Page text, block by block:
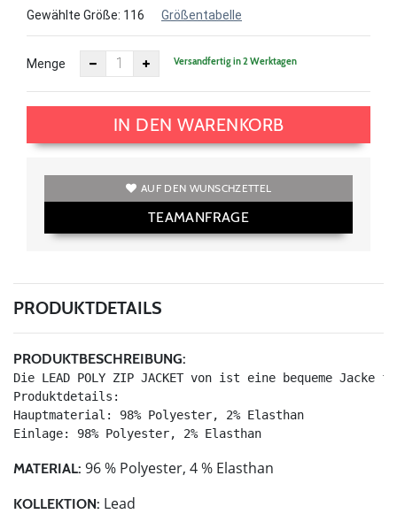
Gewählte Größe: 116 Größentabelle
Menge Versandfertig in 2 Werktagen
IN DEN WARENKORB
AUF DEN WUNSCHZETTEL
TEAMANFRAGE
PRODUKTDETAILS
PRODUKTBESCHREIBUNG:
Die LEAD POLY ZIP JACKET von ist eine bequeme
Produktdetails:
Hauptmaterial: 98% Polyester, 2% Elasthan
Einlage: 98% Polyester, 2% Elasthan
MATERIAL: 96 % Polyester, 4 % Elasthan
KOLLEKTION: Lead